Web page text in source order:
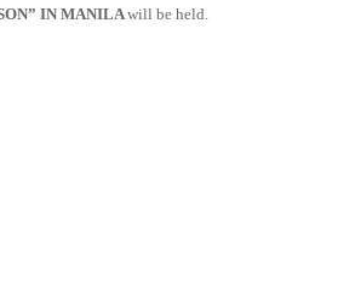
IN MANILAwill be held.